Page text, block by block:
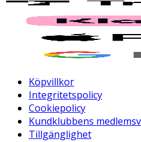
Köpvillkor
Integritetspolicy
Cookiepolicy
Kundklubbens
Tillgänglighet